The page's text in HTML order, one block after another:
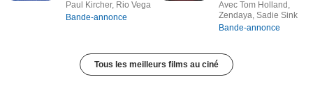
Paul Kircher, Rio Vega
Bande-annonce
Avec Tom Holland,
Zendaya, Sadie Sink
Bande-annonce
Tous les meilleurs films au ciné